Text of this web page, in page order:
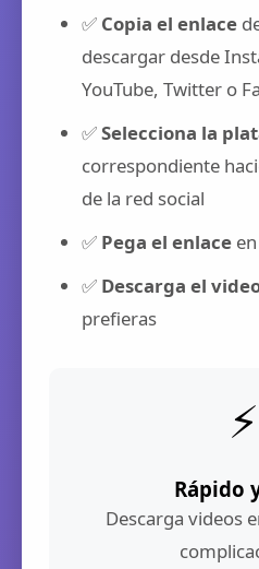
✅ Copia el enlace
descargar desde
YouTube, Twitter o
✅Selecciona la
correspondiente
de la red social
✅ Pega el enlace
✅ Descarga el
prefieras
⚡
Rápido
Descarga videos